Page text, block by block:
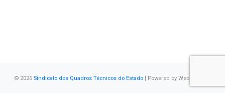
© 2026 Sindicato dos Quadros Técnicos do Estado | Powered by WebSystems